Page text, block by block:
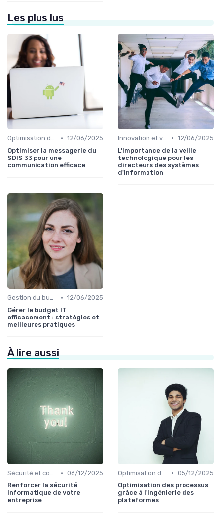
Les plus lus
Optimisation des infrastructures IT • 12/06/2025
Optimiser la messagerie du
SDIS 33 pour une
communication efficace
Innovation et veille technologique • 12/06/2025
L'importance de la veille
technologique pour les
directeurs des systèmes
d'information
Gestion du budget IT • 12/06/2025
Gérer le budget IT
efficacement : stratégies et
meilleures pratiques
À lire aussi
Sécurité et conformité • 06/12/2025
Renforcer la sécurité
informatique de votre
entreprise
Optimisation des infrastructures IT • 05/12/2025
Optimisation des processus
grâce à l'ingénierie des
plateformes